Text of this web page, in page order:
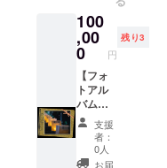
始とな
る予定
です。
発送い
たしま
す。
内にあ
なたの
企業名
を掲載
いたし
ます。
※掲載サ
イズは
297mm
×210m
m（A4
100
,00
0 円
残り3
【フォ
トアル
バム
（動
画、お
礼メッ
セージ
支援
者：
0人
お届